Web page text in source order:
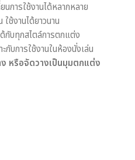
นการใช้งานได้หลากหลาย
ช้งานได้ยาวนาน
ด้กับทุกสไตล์การตกแต่ง
ะกับการใช้งานในห้องนั่งเล่น
ง หรือจัดวางเป็นมุมตกแต่ง